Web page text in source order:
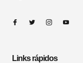
Links rápidos